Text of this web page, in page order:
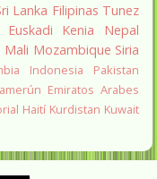
Lanka Filipinas Tunez
Euskadi Kenia
Nepal
Mali Mozambique Siria
Indonesia
Pakistan
Emiratos Arabes
Haití Kurdistan Kuwait